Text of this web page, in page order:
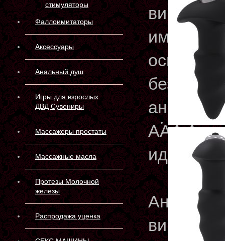
стимуляторы
Фаллоимитаторы
Аксессуары
Анальный душ
Игры для взрослых
ДВД Сувениры
Массажеры простаты
Массажные масла
Протезы Молочной
железы
Распродажа уценка
имеет
AAA
идет в